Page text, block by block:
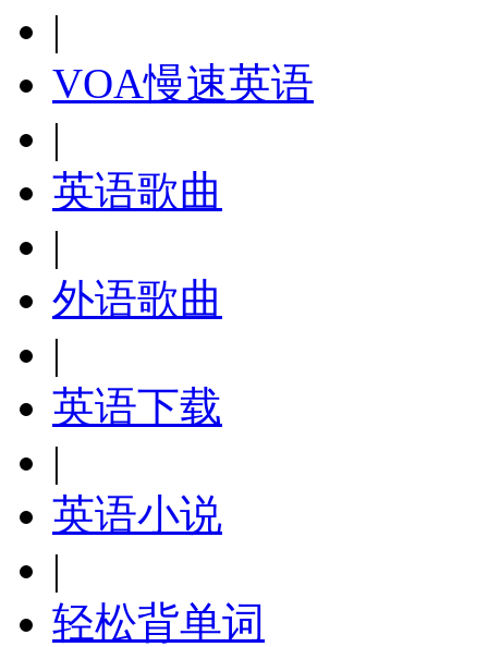
|
VOA慢速英语
|
英语歌曲
|
外语歌曲
|
英语下载
|
英语小说
|
轻松背单词